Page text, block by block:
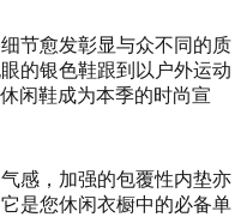
节愈发彰显与众不同的质
的银色鞋跟到以户外运动
闲鞋成为本季的时尚宣
感，加强的包覆性内垫亦
是您休闲衣橱中的必备单